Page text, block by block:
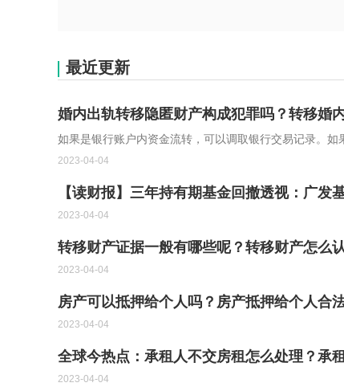
最近更新
婚内出轨转移隐匿财产构成犯罪吗？转移婚
如果是银行账户内资金流转，可以调取银行交易记录。如
2023-04-04
【读财报】三年持有期基金回撤透视：广发
2023-04-04
转移财产证据一般有哪些呢？转移财产怎么
2023-04-04
房产可以抵押给个人吗？房产抵押给个人合
2023-04-04
全球今热点：承租人不交房租怎么处理？承
2023-04-04